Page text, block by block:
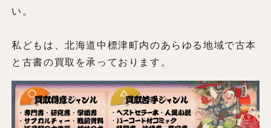
い。
私どもは、北海道中標津町内のあらゆる地域で古本
と古書の買取を承っております。